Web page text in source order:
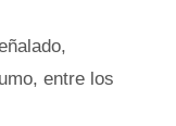
entre los